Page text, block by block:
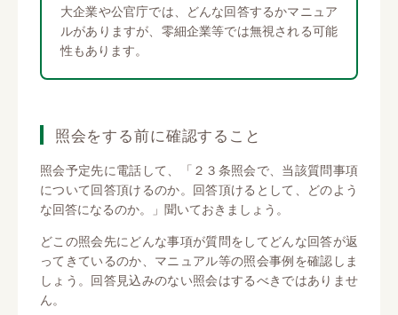
大企業や公官庁では、どんな回答するかマニュア
ルがありますが、零細企業等では無視される可能
性もあります。
照会をする前に確認すること
照会予定先に電話して、「２３条照会で、当該質問事項
について回答頂けるのか。回答頂けるとして、どのよう
な回答になるのか。」聞いておきましょう。
どこの照会先にどんな事項が質問をしてどんな回答が返
ってきているのか、マニュアル等の照会事例を確認しま
しょう。回答見込みのない照会はするべきではありませ
ん。